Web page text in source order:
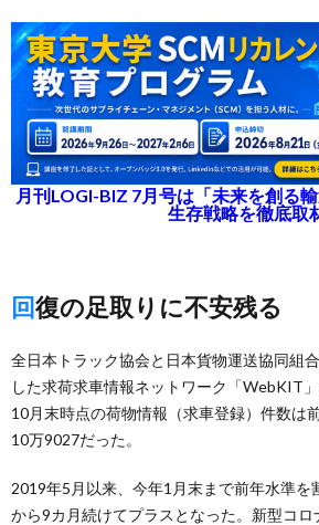
月刊LOGI-BIZ 7月号は「未来を創る
生存戦略を徹底取
回復の足取りに不安残る
全日本トラック協会と日本貨物運送協同組
した求荷求車情報ネットワーク「WebKIT」
10月末時点の荷物情報（求車登録）件数は
10万9027だった。
2019年5月以来、今年1月末まで前年水準を
から9カ月続けてプラスとなった。新型コ